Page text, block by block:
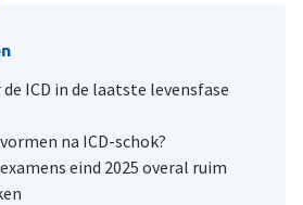
ICD in de laatste levensfase
na ICD-schok?
eind 2025 overal ruim